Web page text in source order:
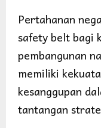
Pertahanan
safety belt bagi
pembangunan
memiliki
kesanggupan
tantangan